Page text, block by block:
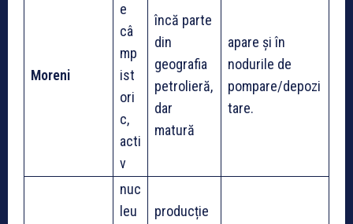
Moreni
e
câ
mp
ist
ori
c,
acti
v
încă parte
din
geografia
petrolieră,
dar
matură
apare și în
nodurile de
pompare/depozi
tare.
nuc
leu
producție